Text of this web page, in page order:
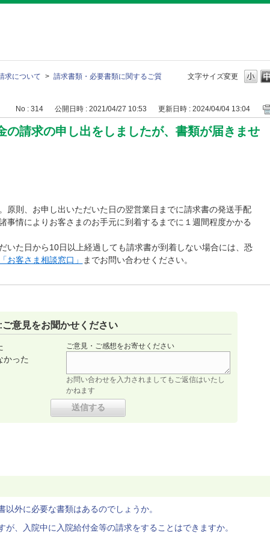
文字サイズ変更
求について > 請求書類・必要書類に関するご質
No : 314 公開日時 : 2021/04/27 10:53 更新日時 : 2024/04/04 13:04
の請求の申し出をしましたが、書類が届きませ
原則、お申し出いただいた日の翌営業日までに請求書の発送手配
事情によりお客さまのお手元に到着するまでに１週間程度かかる
いた日から10日以上経過しても請求書が到着しない場合には、恐
お客さま相談窓口」 までお問い合わせください。
意見をお聞かせください
かった
ご意見・ご感想をお寄せください
お問い合わせを入力されましてもご返信はいたし
かねます
以外に必要な書類はあるのでしょうか。
が、入院中に入院給付金等の請求をすることはできますか。